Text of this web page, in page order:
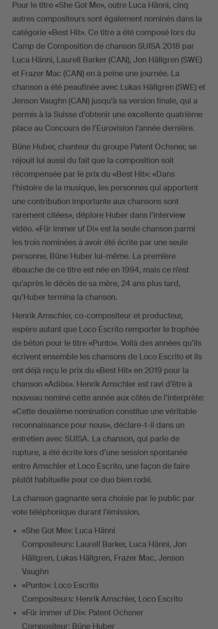
Pour le titre «She Got Me», outre Luca Hänni, cinq
autres compositeurs sont également nominés dans la
catégorie «Best Hit». Ce titre a été composé lors du
Camp de Composition de chanson SUISA 2018 par
Luca Hänni, Laurell Barker (CAN), Jon Hällgren (SWE)
et Frazer Mac (CAN) en à peine une journée. La
chanson a été peaufinée avec Lukas Hällgren (SWE) et
Jenson Vaughn (CAN) jusqu’à sa version finale, qui a
permis à la Suisse d’obtenir une excellente quatrième
place au Concours de l’Eurovision l’année dernière.
Büne Huber, chanteur du groupe Patent Ochsner, se
réjouit lui aussi du fait que la composition soit
récompensée par le prix du «Best Hit»: «Dans
l’histoire de la musique, les personnes qui apportent
une contribution importante aux chansons sont
rarement citées», déplore Huber dans l’interview
vidéo. «Für immer uf Di» est la seule chanson parmi
les trois nominées à avoir été écrite par une seule
personne, Büne Huber lui-même. La première
ébauche de ce titre est née en 1994, mais ce n’est
qu’après le décès de sa mère, 24 ans plus tard,
qu’Huber termina la chanson.
Henrik Amschler, co-compositeur et producteur,
espère autant que Loco Escrito remporter le trophée
de béton pour le titre «Punto». Voilà des années qu’ils
écrivent ensemble les chansons de Loco Escrito et ils
ont déjà reçu le prix du «Best Hit» en 2019 pour la
chanson «Adiòs». Henrik Amschler est ravi d’être à
nouveau nominé cette année aux côtés de l’interprète:
«Cette deuxième nomination constitue une véritable
reconnaissance pour nous», déclare-t-il dans un
entretien avec SUISA. La chanson, qui parle de
rupture, a été écrite lors d’une session spontanée
entre Amschler et Loco Escrito, une façon de faire
plutôt habituelle pour ce duo bien rodé.
La chanson gagnante sera choisie par le public par
vote téléphonique durant l’émission.
«She Got Me»: Luca Hänni
Compositeurs: Laurell Barker, Luca Hänni, Jon
Hällgren, Lukas Hällgren, Frazer Mac, Jenson
Vaughn
«Punto»: Loco Escrito
Compositeurs: Henrik Amschler, Loco Escrito
«Für immer uf Di»: Patent Ochsner
Compositeur: Büne Huber